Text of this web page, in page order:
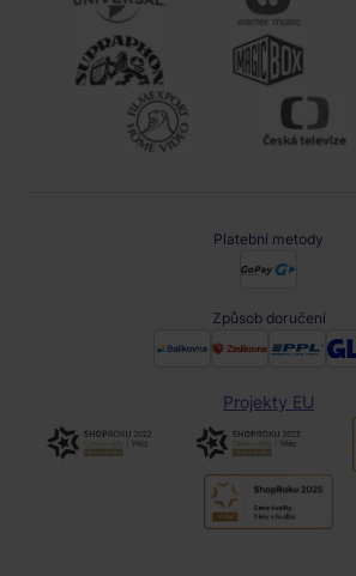
Platební metody
Způsob doručení
Projekty EU